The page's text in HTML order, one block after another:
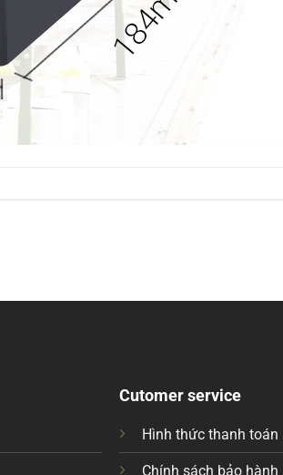
Cutomer service
Hình thức thanh toán
Chính sách bảo hành